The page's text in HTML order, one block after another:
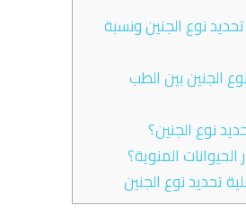
نوع الجنين ونسبة
الجنين بين الطب
نوع الجنين؟
الحيوانات المنوية؟
تحديد نوع الجنين